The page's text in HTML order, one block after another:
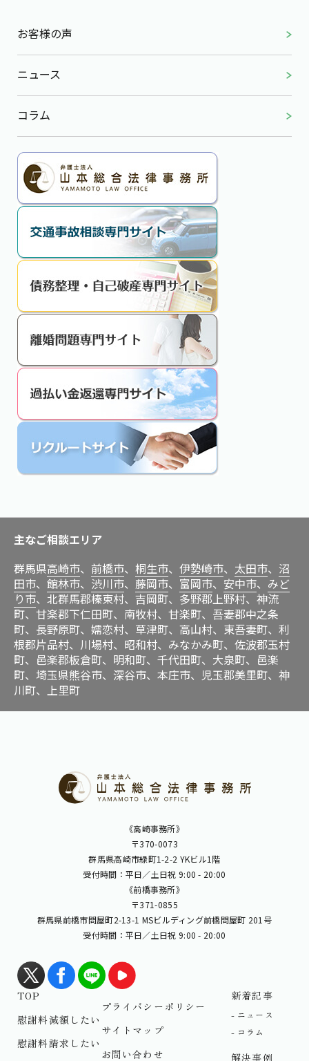
お客様の声
ニュース
コラム
主なご相談エリア
群馬県高崎市、 前橋市、 桐生市、 伊勢崎市、 太田市、 沼
田市、 館林市、 渋川市、 藤岡市、 富岡市、 安中市、 みど
り市、北群馬郡榛東村、吉岡町、多野郡上野村、神流
町、甘楽郡下仁田町、南牧村、甘楽町、吾妻郡中之条
町、長野原町、嬬恋村、草津町、高山村、東吾妻町、利
根郡片品村、川場村、昭和村、みなかみ町、佐波郡玉村
町、邑楽郡板倉町、明和町、千代田町、大泉町、邑楽
町、埼玉県熊谷市、深谷市、本庄市、児玉郡美里町、神
川町、上里町
《高崎事務所》
〒370-0073
群馬県高崎市緑町1-2-2 YKビル1階
受付時間：平日／土日祝 9:00 - 20:00
《前橋事務所》
〒371-0855
群馬県前橋市問屋町2-13-1 MSビルディング前橋問屋町 201号
受付時間：平日／土日祝 9:00 - 20:00
TOP
慰謝料減額したい
慰謝料請求したい
解決事例
新着記事
ニュース
コラム
プライバシーポリシー
サイトマップ
お問い合わせ